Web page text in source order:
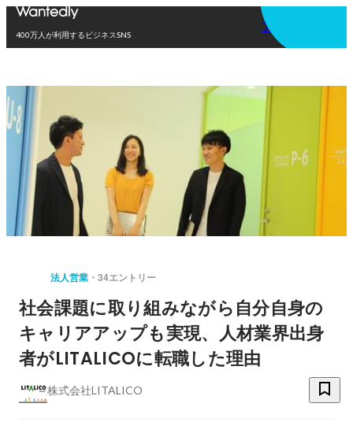
400万人が利用するビジネスSNS
アプリを使う
法人営業 34エントリー
社会課題に取り組みながら自分自身の
キャリアアップも実現、人材業界出身
者がLITALICOに転職した理由
株式会社LITALICO